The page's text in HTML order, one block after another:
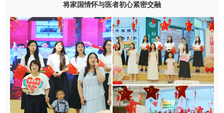
将家国情怀与医者初心紧密交融